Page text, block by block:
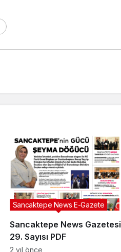
Sancaktepe News Gazetesi
29. Sayısı PDF
Sancaktepe News E-Gazete
2 yıl önce